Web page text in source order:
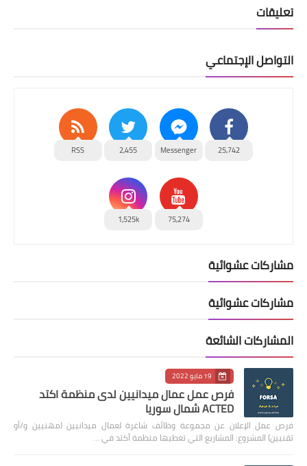
تعليقات
التواصل الإجتماعي
25,742
Messenger
2,455
RSS
75,274
1,525k
مشاركات عشوائية
مشاركات عشوائية
المشاركات الشائعة
19 مايو 2022
فرص عمل عمال ميدانيين لدى منظمة اكتد
ACTED شمال سوريا
فرص عمل الإعلان عن مجموعة وظائف شاغرة لعمال ميدانيين (مهنيين و/أو
تقنيين) المشروع: المشاريع التي تغطيها منظمة أكتد في …